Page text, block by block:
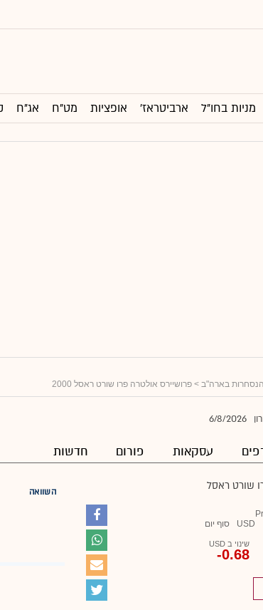
מניות בחו"ל ארביטראז' אופציות מט"ח אג"ח
בארה"ב > פרושיירס אולטרה פרו שורט ראסל 2000
6/8/2026
עסקאות פורום חדשות
שורט ראסל
USD סוף יום
שינוי ב USD
-0.68
השוואה